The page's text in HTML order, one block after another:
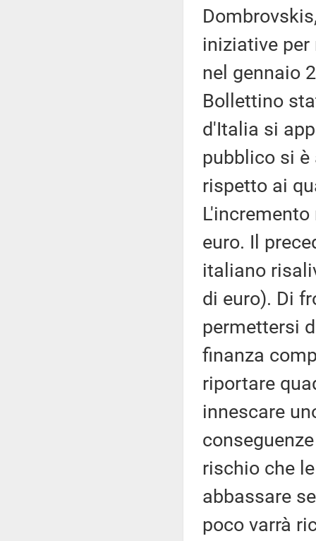
iniziative
nel gennaio
Bollettino
d'Italia si
pubblico si
rispetto ai
euro. Il
italiano
di euro). Di
permettersi
finanza
riportare
innescare
rischio che
abbassare
poco varrà